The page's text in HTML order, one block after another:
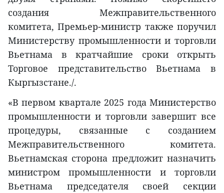
создания Межправительственного
комитета, Премьер-министр также поручил
Министерству промышленности и торговли
Вьетнама в кратчайшие сроки открыть
Торговое представительство Вьетнама в
Кыргызстане./.
«В первом квартале 2025 года Министерство
промышленности и торговли завершит все
процедуры, связанные с созданием
Межправительственного комитета.
Вьетнамская сторона предложит назначить
министром промышленности и торговли
Вьетнама председателя своей секции